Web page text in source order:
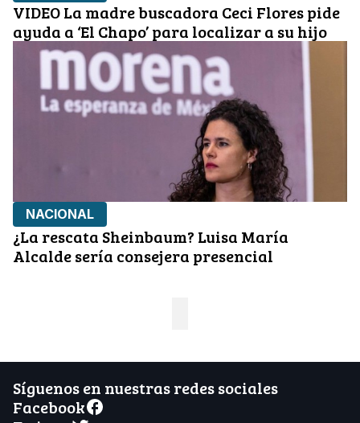
VIDEO La madre buscadora Ceci Flores pide
ayuda a ‘El Chapo’ para localizar a su hijo
NACIONAL
¿La rescata Sheinbaum? Luisa María
Alcalde sería consejera presencial
Síguenos en nuestras redes sociales
Facebook